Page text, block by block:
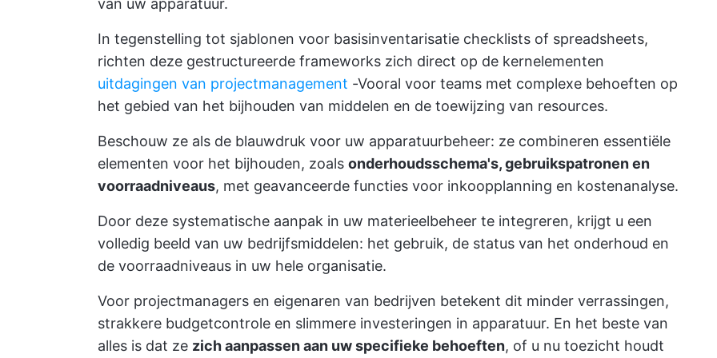
van uw apparatuur.
In tegenstelling tot sjablonen voor basisinventarisatie checklists of spreadsheets,
richten deze gestructureerde frameworks zich direct op de kernelementen
uitdagingen van projectmanagement -Vooral voor teams met complexe behoeften op
het gebied van het bijhouden van middelen en de toewijzing van resources.
Beschouw ze als de blauwdruk voor uw apparatuurbeheer: ze combineren essentiële
elementen voor het bijhouden, zoals onderhoudsschema's, gebruikspatronen en
voorraadniveaus, met geavanceerde functies voor inkoopplanning en kostenanalyse.
Door deze systematische aanpak in uw materieelbeheer te integreren, krijgt u een
volledig beeld van uw bedrijfsmiddelen: het gebruik, de status van het onderhoud en
de voorraadniveaus in uw hele organisatie.
Voor projectmanagers en eigenaren van bedrijven betekent dit minder verrassingen,
strakkere budgetcontrole en slimmere investeringen in apparatuur. En het beste van
alles is dat ze zich aanpassen aan uw specifieke behoeften, of u nu toezicht houdt